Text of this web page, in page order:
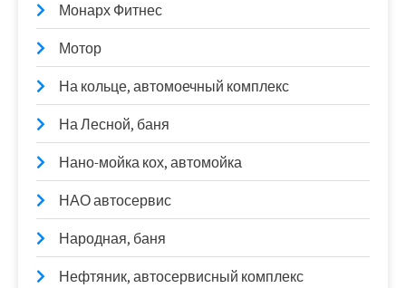
Монарх Фитнес
Мотор
На кольце, автомоечный комплекс
На Лесной, баня
Нано-мойка кох, автомойка
НАО автосервис
Народная, баня
Нефтяник, автосервисный комплекс